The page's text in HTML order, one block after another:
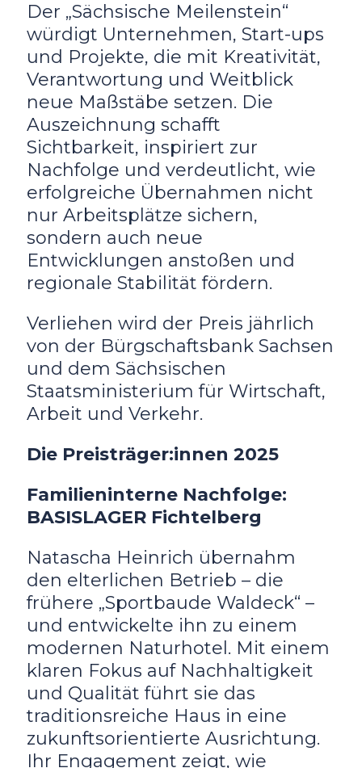
Der „Sächsische Meilenstein“
würdigt Unternehmen, Start-ups
und Projekte, die mit Kreativität,
Verantwortung und Weitblick
neue Maßstäbe setzen. Die
Auszeichnung schafft
Sichtbarkeit, inspiriert zur
Nachfolge und verdeutlicht, wie
erfolgreiche Übernahmen nicht
nur Arbeitsplätze sichern,
sondern auch neue
Entwicklungen anstoßen und
regionale Stabilität fördern.
Verliehen wird der Preis jährlich
von der Bürgschaftsbank Sachsen
und dem Sächsischen
Staatsministerium für Wirtschaft,
Arbeit und Verkehr.
Die Preisträger:innen 2025
Familieninterne Nachfolge:
BASISLAGER Fichtelberg
Natascha Heinrich übernahm
den elterlichen Betrieb – die
frühere „Sportbaude Waldeck“ –
und entwickelte ihn zu einem
modernen Naturhotel. Mit einem
klaren Fokus auf Nachhaltigkeit
und Qualität führt sie das
traditionsreiche Haus in eine
zukunftsorientierte Ausrichtung.
Ihr Engagement zeigt, wie